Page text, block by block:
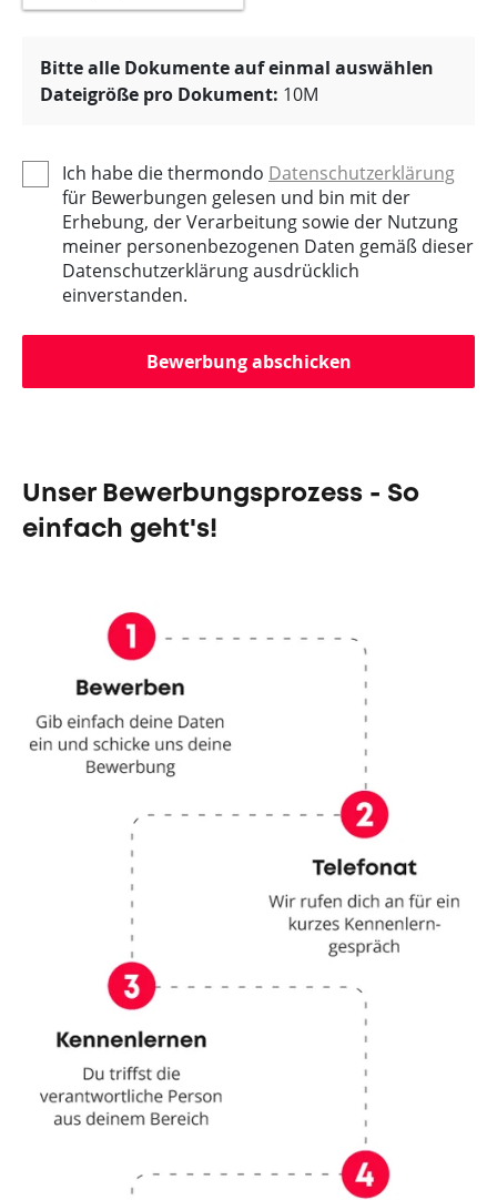
Bitte alle Dokumente auf einmal auswählen
Dateigröße pro Dokument: 10M
Ich habe die thermondo Datenschutzerklärung
für Bewerbungen gelesen und bin mit der
Erhebung, der Verarbeitung sowie der Nutzung
meiner personenbezogenen Daten gemäß dieser
Datenschutzerklärung ausdrücklich
einverstanden.
Bewerbung abschicken
Unser Bewerbungsprozess - So
einfach geht's!